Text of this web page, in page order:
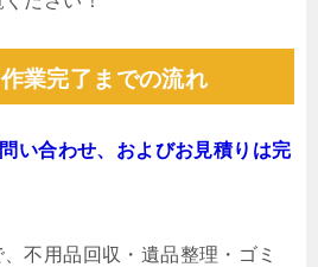
業完了までの流れ
い合わせ、およびお見積りは完
不用品回収・遺品整理・ゴミ